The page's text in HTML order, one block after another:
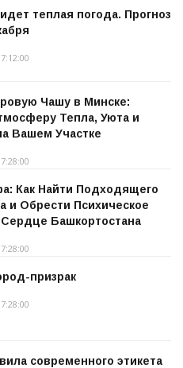
теплая погода. Прогноз
Чашу в Минске:
Тепла, Уюта и
Вашем Участке
Как Найти Подходящего
и Обрести Психическое
Башкортостана
призрак
современного этикета